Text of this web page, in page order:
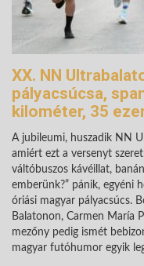
XX. NN
pályacsúcsa,
kilométer, 35
A jubileumi, huszadik NN
amiért ezt a versenyt
váltóbuszos kávéillat,
emberünk?” pánik, egyéni
óriási magyar pályacsúcs.
Balatonon, Carmen María
mezőny pedig ismét
magyar futóhumor egyik